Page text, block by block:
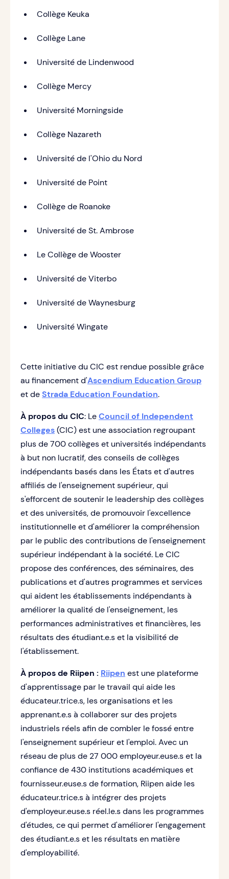
Collège Keuka
Collège Lane
Université de Lindenwood
Collège Mercy
Université Morningside
Collège Nazareth
Université de l'Ohio du Nord
Université de Point
Collège de Roanoke
Université de St. Ambrose
Le Collège de Wooster
Université de Viterbo
Université de Waynesburg
Université Wingate
Cette initiative du CIC est rendue possible grâce
au financement d'Ascendium Education Group
et deStrada Education Foundation.
À propos du CIC: LeCouncil of Independent
Colleges(CIC) est une association regroupant
plus de 700 collèges et universités indépendants
à but non lucratif, des conseils de collèges
indépendants basés dans les États et d'autres
affiliés de l'enseignement supérieur, qui
s'efforcent de soutenir le leadership des collèges
et des universités, de promouvoir l'excellence
institutionnelle et d'améliorer la compréhension
par le public des contributions de l'enseignement
supérieur indépendant à la société. Le CIC
propose des conférences, des séminaires, des
publications et d'autres programmes et services
qui aident les établissements indépendants à
améliorer la qualité de l'enseignement, les
performances administratives et financières, les
résultats des étudiant.e.s et la visibilité de
l'établissement.
À propos de Riipen : Riipen est une plateforme
d'apprentissage par le travail qui aide les
éducateur.trice.s, les organisations et les
apprenant.e.s à collaborer sur des projets
industriels réels afin de combler le fossé entre
l'enseignement supérieur et l'emploi. Avec un
réseau de plus de 27 000 employeur.euse.s et la
confiance de 430 institutions académiques et
fournisseur.euse.s de formation, Riipen aide les
éducateur.trice.s à intégrer des projets
d'employeur.euse.s réel.le.s dans les programmes
d'études, ce qui permet d'améliorer l'engagement
des étudiant.e.s et les résultats en matière
d'employabilité.